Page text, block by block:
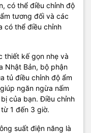
có thể điều chỉnh độ
tương đối và các
có thể điều chỉnh
thiết kế gọn nhẹ và
Nhật Bản, bộ phận
tủ điều chỉnh độ ẩm
ngăn ngừa nấm
của bạn. Điều chỉnh
1 đến 3 giờ.
suất điện năng là